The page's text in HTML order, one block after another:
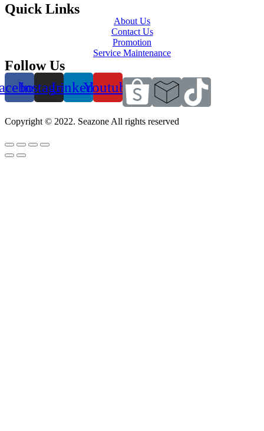
Quick Links
About Us
Contact Us
Promotion
Service Maintenance
Follow Us
InstagramLinkedinYoutube
Copyright © 2022. Seazone All rights reserved